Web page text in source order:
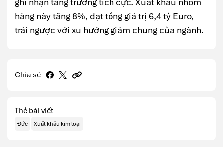
hàng này tăng 8%, đạt tổng giá trị 6,4 tỷ Euro,
trái ngược với xu hướng giảm chung của ngành.
Chia sẻ
Thẻ bài viết
Đức Xuất khẩu kim loại